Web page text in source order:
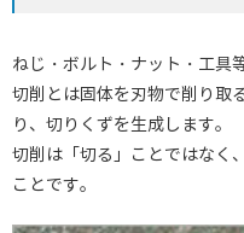
ねじ・ボルト・ナット・工具
切削とは固体を刃物で削り取
り、切りくずを生成します。
切削は「切る」ことではなく
ことです。